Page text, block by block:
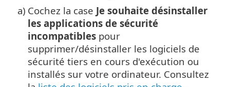
a) Cochez la case Je souhaite désinstaller
les applications de sécurité
incompatibles pour
supprimer/désinstaller les logiciels de
sécurité tiers en cours d'exécution ou
installés sur votre ordinateur. Consultez